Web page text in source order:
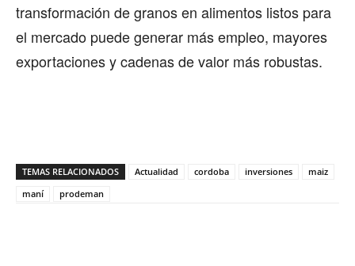
transformación de granos en alimentos listos para
el mercado puede generar más empleo, mayores
exportaciones y cadenas de valor más robustas.
TEMAS RELACIONADOS Actualidad cordoba inversiones
maiz
maní
prodeman